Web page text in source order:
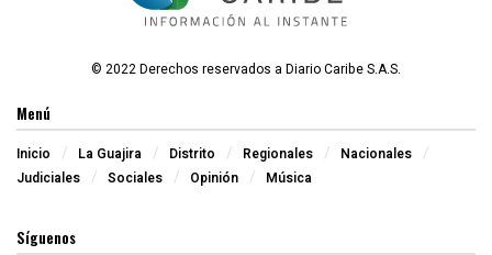
© 2022 Derechos reservados a Diario Caribe S.A.S.
Menú
Inicio La Guajira Distrito Regionales
Nacionales
Judiciales
Sociales Opinión Música
Síguenos